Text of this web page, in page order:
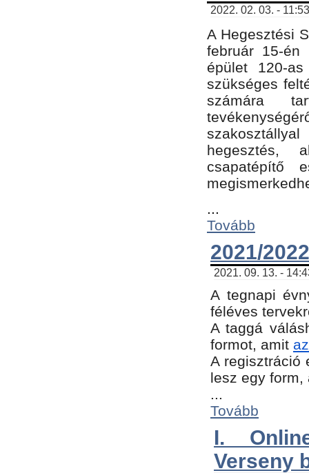
2022. 02. 03. -
A Hegesztési
február 15-
épület 120-
szükséges
számára
hegesztés,
csapatépítő
...
Tovább
2021/
2021. 09. 13. -
A tegnapi
féléves
A taggá
formot, amit
A regisztráció
lesz egy
...
Tovább
I.
Verseny